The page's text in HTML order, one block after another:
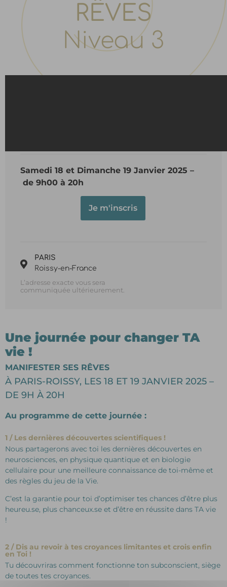
RÊVES
Niveau 3
Samedi 18 et Dimanche 19 Janvier 2025 –
de 9h00 à 20h
Je m'inscris
PARIS
Roissy-en-France
L’adresse exacte vous sera
communiquée ultérieurement.
Une journée pour changer TA
vie !
MANIFESTER SES RÊVES
À PARIS-ROISSY, LES 18 ET 19 JANVIER 2025 –
DE 9H À 20H
Au programme de cette journée :
1 / Les dernières découvertes scientifiques !
Nous partagerons avec toi les dernières découvertes en
neurosciences, en physique quantique et en biologie
cellulaire pour une meilleure connaissance de toi-même et
des règles du jeu de la Vie.
C’est la garantie pour toi d’optimiser tes chances d’être plus
heureu.se, plus chanceux.se et d’être en réussite dans TA vie
!
2 / Dis au revoir à tes croyances limitantes et crois enfin
en Toi !
Tu découvriras comment fonctionne ton subconscient, siège
de toutes tes croyances.